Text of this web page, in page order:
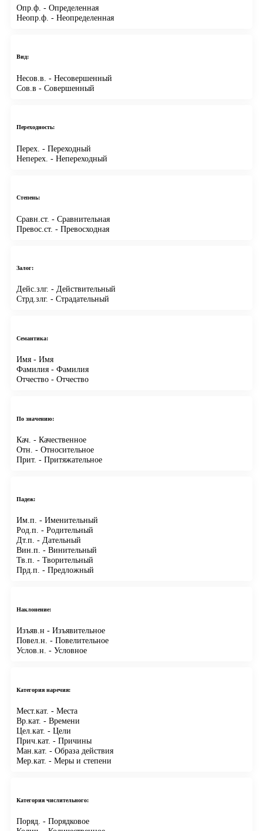
Опр.ф. - Определенная
Неопр.ф. - Неопределенная
Вид:
Несов.в. - Несовершенный
Сов.в - Совершенный
Переходность:
Перех. - Переходный
Неперех. - Непереходный
Степень:
Сравн.ст. - Сравнительная
Превос.ст. - Превосходная
Залог:
Дейс.злг. - Действительный
Стрд.злг. - Страдательный
Семантика:
Имя - Имя
Фамилия - Фамилия
Отчество - Отчество
По значению:
Кач. - Качественное
Отн. - Относительное
Прит. - Притяжательное
Падеж:
Им.п. - Именительный
Род.п. - Родительный
Дт.п. - Дательный
Вин.п. - Винительный
Тв.п. - Творительный
Прд.п. - Предложный
Наклонение:
Изъяв.н - Изъявительное
Повел.н. - Повелительное
Услов.н. - Условное
Категория наречия:
Мест.кат. - Места
Вр.кат. - Времени
Цел.кат. - Цели
Прич.кат. - Причины
Ман.кат. - Образа действия
Мер.кат. - Меры и степени
Категория числительного:
Поряд. - Порядковое